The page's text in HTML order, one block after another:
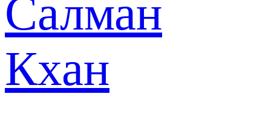
Салман
Кхан